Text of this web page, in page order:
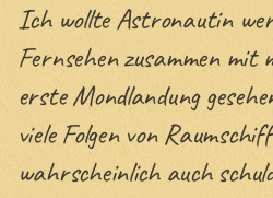
Ich wollte Astronautin
Fernsehen zusammen mit
erste Mondlandung
viele Folgen von
wahrscheinlich auch